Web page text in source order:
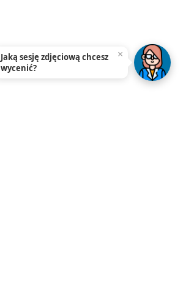
Jaką sesję zdjęciową chcesz
wycenić?
×